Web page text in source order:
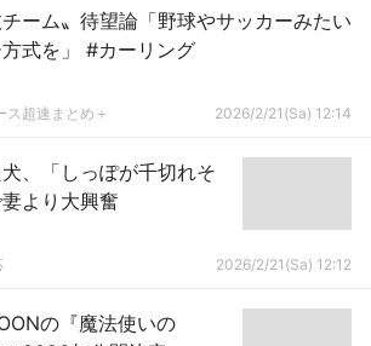
ーム〟待望論「野球やサッカーみたい
式を」 #カーリング
ス超速まとめ＋ 2026/2/21(Sa) 12:14
、「しっぽが千切れそ
より大興奮
2026/2/21(Sa) 12:12
の『魔法使いの